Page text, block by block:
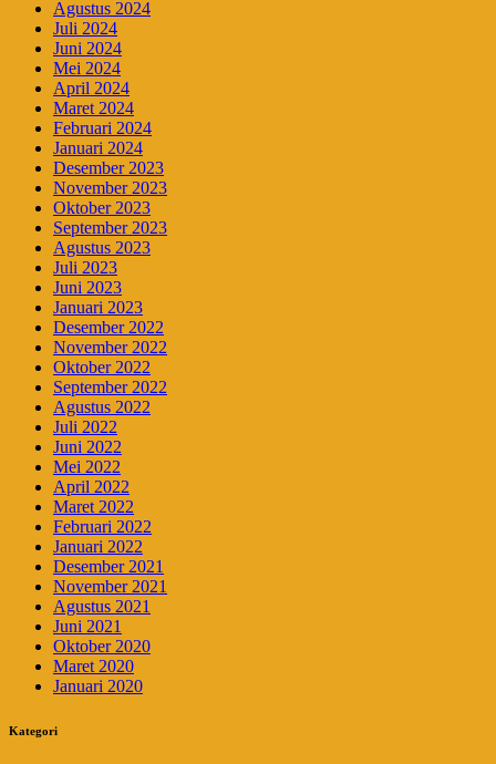
Agustus 2024
Juli 2024
Juni 2024
Mei 2024
April 2024
Maret 2024
Februari 2024
Januari 2024
Desember 2023
November 2023
Oktober 2023
September 2023
Agustus 2023
Juli 2023
Juni 2023
Januari 2023
Desember 2022
November 2022
Oktober 2022
September 2022
Agustus 2022
Juli 2022
Juni 2022
Mei 2022
April 2022
Maret 2022
Februari 2022
Januari 2022
Desember 2021
November 2021
Agustus 2021
Juni 2021
Oktober 2020
Maret 2020
Januari 2020
Kategori